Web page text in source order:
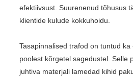
efektiivsust. Suurenenud tõhusus
klientide kulude kokkuhoidu.
Tasapinnalised trafod on tuntud
poolest kõrgetel sagedustel. Selle
juhtiva materjali lamedad kihid